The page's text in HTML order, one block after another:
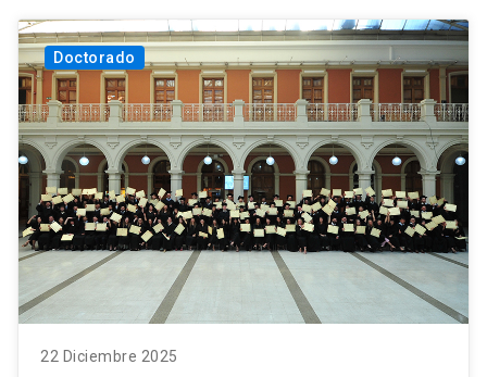
Doctorado
22 Diciembre 2025